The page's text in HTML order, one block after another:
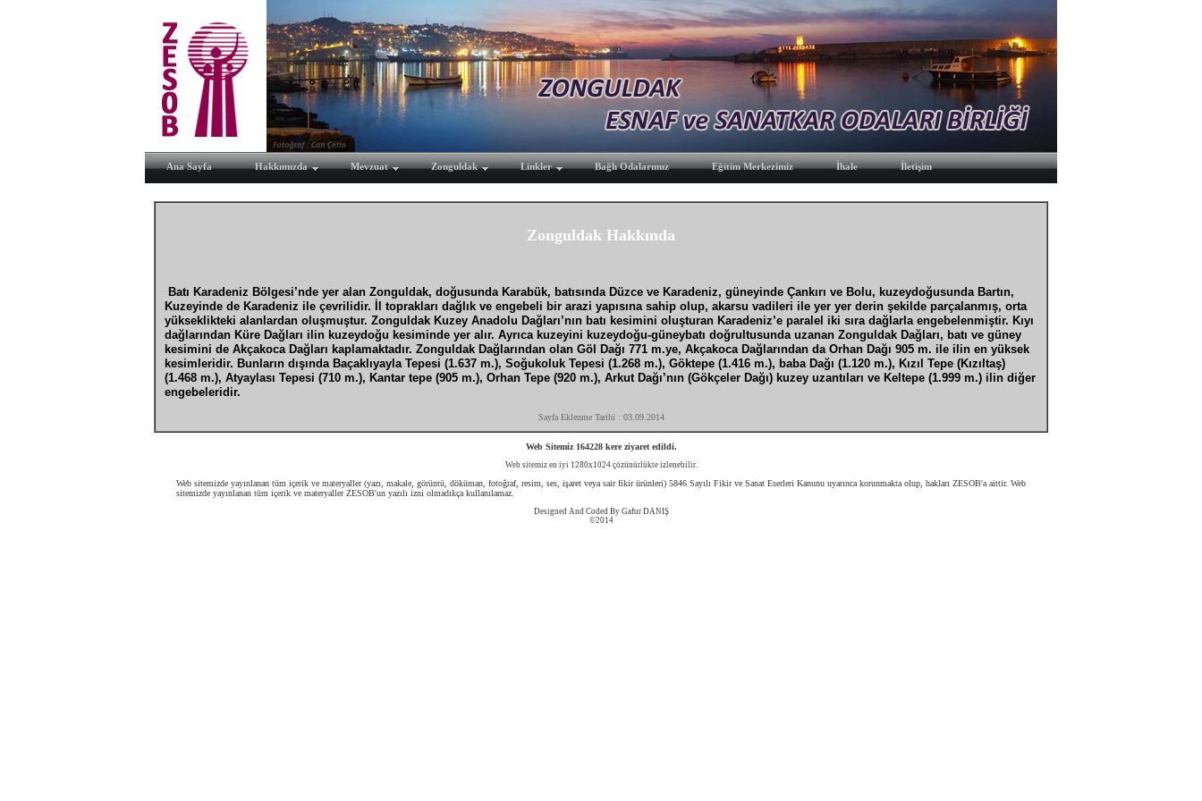
Ana Sayfa Hakkımızda Mevzuat Zonguldak Linkler Bağlı Odalarımız Eğitim Merkezimiz İhale İletişim
Zonguldak Hakkında
Batı Karadeniz Bölgesi’nde yer alan Zonguldak, doğusunda Karabük, batısında Düzce ve Karadeniz, güneyinde Çankırı ve Bolu, kuzeydoğusunda Bartın,
Kuzeyinde de Karadeniz ile çevrilidir. İl toprakları dağlık ve engebeli bir arazi yapısına sahip olup, akarsu vadileri ile yer yer derin şekilde parçalanmış, orta
yükseklikteki alanlardan oluşmuştur. Zonguldak Kuzey Anadolu Dağları’nın batı kesimini oluşturan Karadeniz’e paralel iki sıra dağlarla engebelenmiştir. Kıyı
dağlarından Küre Dağları ilin kuzeydoğu kesiminde yer alır. Ayrıca kuzeyini kuzeydoğu-güneybatı doğrultusunda uzanan Zonguldak Dağları, batı ve güney
kesimini de Akçakoca Dağları kaplamaktadır. Zonguldak Dağlarından olan Göl Dağı 771 m.ye, Akçakoca Dağlarından da Orhan Dağı 905 m. ile ilin en yüksek
kesimleridir. Bunların dışında Baçaklıyayla Tepesi (1.637 m.), Soğukoluk Tepesi (1.268 m.), Göktepe (1.416 m.), baba Dağı (1.120 m.), Kızıl Tepe (Kızıltaş)
(1.468 m.), Atyaylası Tepesi (710 m.), Kantar tepe (905 m.), Orhan Tepe (920 m.), Arkut Dağı’nın (Gökçeler Dağı) kuzey uzantıları ve Keltepe (1.999 m.) ilin diğer
engebeleridir.
Sayfa Eklenme Tarihi : 03.09.2014
Web Sitemiz 164228 kere ziyaret edildi.
Web sitemiz en iyi 1280x1024 çözünürlükte izlenebilir.
Web sitemizde yayınlanan tüm içerik ve materyaller (yazı, makale, görüntü, döküman, fotoğraf, resim, ses, işaret veya sair fikir ürünleri) 5846 Sayılı Fikir ve Sanat Eserleri Kanunu uyarınca korunmakta olup, hakları ZESOB'a aittir. Web
sitemizde yayınlanan tüm içerik ve materyaller ZESOB'un yazılı izni olmadıkça kullanılamaz.
Designed And Coded By Gafur DANIŞ
©2014